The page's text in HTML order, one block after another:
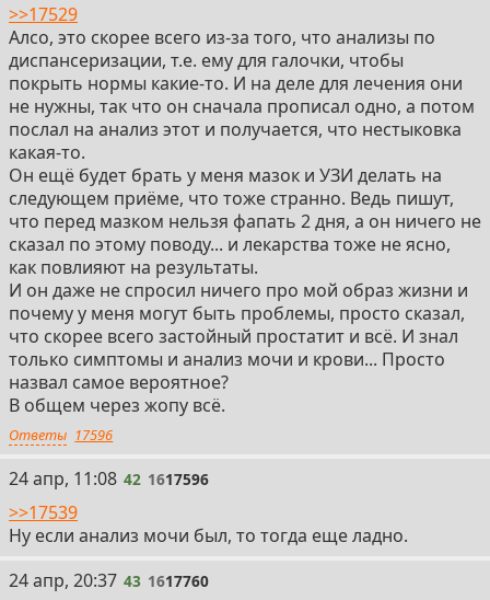
>>17529
Алсо, это скорее всего из-за того, что анализы по
диспансеризации, т.е. ему для галочки, чтобы
покрыть нормы какие-то. И на деле для лечения они
не нужны, так что он сначала прописал одно, а потом
послал на анализ этот и получается, что нестыковка
какая-то.
Он ещё будет брать у меня мазок и УЗИ делать на
следующем приёме, что тоже странно. Ведь пишут,
что перед мазком нельзя фапать 2 дня, а он ничего не
сказал по этому поводу... и лекарства тоже не ясно,
как повлияют на результаты.
И он даже не спросил ничего про мой образ жизни и
почему у меня могут быть проблемы, просто сказал,
что скорее всего застойный простатит и всё. И знал
только симптомы и анализ мочи и крови... Просто
назвал самое вероятное?
В общем через жопу всё.
Ответы 17596
42
24 апр, 11:08 42 1617596
>>17539
Ну если анализ мочи был, то тогда еще ладно.
43
24 апр, 20:37 43 1617760